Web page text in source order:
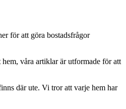
för att göra bostadsfrågor
våra artiklar är utformade för att
där ute. Vi tror att varje hem har